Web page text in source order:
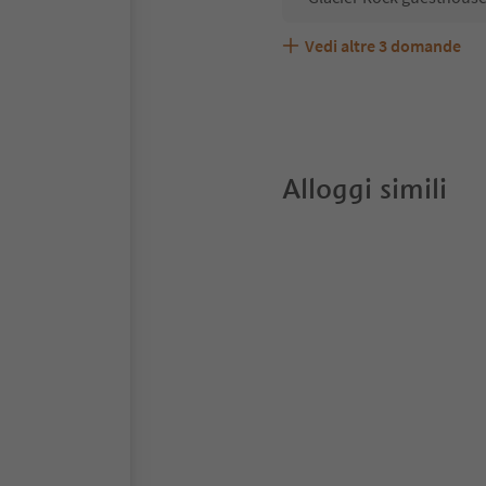
Glacier Rock
Quali servizi/attività
Gli ospiti di Glacier Rock
Vedi altre 3 domande
Alloggi simili